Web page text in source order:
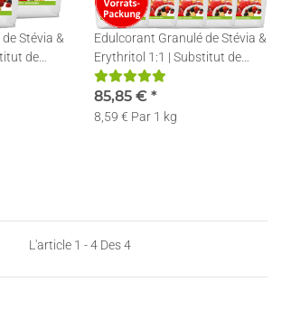
Stévia &
de
Edulcorant Granulé de Stévia &
Erythritol 1:1 | Substitut de
Sucre Naturel | Poudre
Cristallisée Stévia | 10x1kg
85,85 € *
8,59 € Par 1 kg
L'article 1 - 4 Des 4